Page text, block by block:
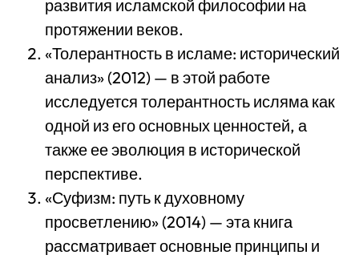
развития исламской философии на
протяжении веков.
«Толерантность в исламе: исторический
анализ» (2012) — в этой работе
исследуется толерантность исляма как
одной из его основных ценностей, а
также ее эволюция в исторической
перспективе.
«Суфизм: путь к духовному
просветлению» (2014) — эта книга
рассматривает основные принципы и